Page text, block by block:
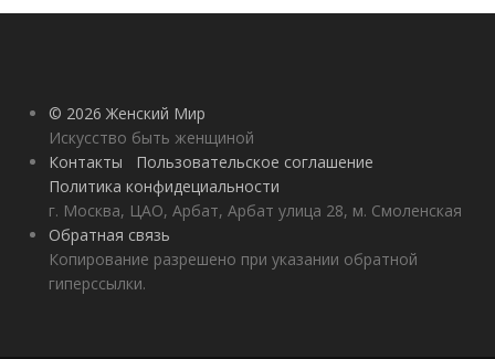
© 2026 Женский Мир
Искусство быть женщиной
Контакты
Пользовательское соглашение
Политика конфидециальности
г. Москва, ЦАО, Арбат, Арбат улица 28, м. Смоленская
Обратная связь
Копирование разрешено при указании обратной
гиперссылки.